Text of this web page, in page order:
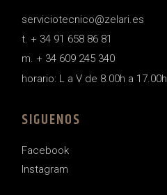
serviciotecnico@zelari.es
t. + 34 91 658 86 81
m. + 34 609 245 340
horario: L a V de 8.00h a 17.00h
SIGUENOS
Facebook
Instagram